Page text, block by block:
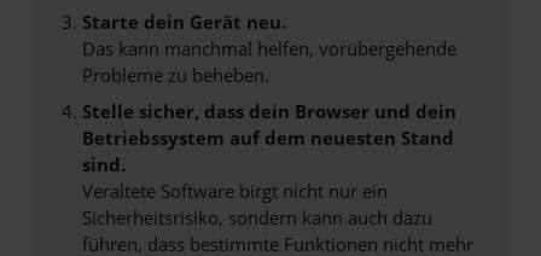
Starte dein Gerät neu.
Das kann manchmal helfen, vorübergehende
Probleme zu beheben.
Stelle sicher, dass dein Browser und dein
Betriebssystem auf dem neuesten Stand
sind.
Veraltete Software birgt nicht nur ein
Sicherheitsrisiko, sondern kann auch dazu
führen, dass bestimmte Funktionen nicht mehr